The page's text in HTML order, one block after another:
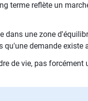
terme reflète un
dans une zone
demande existe
de vie, pas